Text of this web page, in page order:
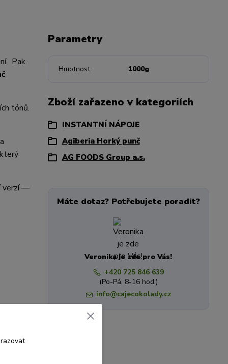
Pak
tónů.
verzí —
Parametry
Hmotnost 1000g
Zboží zařazeno v kategoriích
INSTANTNÍ NÁPOJE
Agiberia Horký punč
AG FOODS Group a.s.
Máte dotaz? Potřebujete poradit?
Veronika je zde pro Vás!
+420 725 846 639
(Po-Pá, 8-16 hod.)
info@cajecokolady.cz